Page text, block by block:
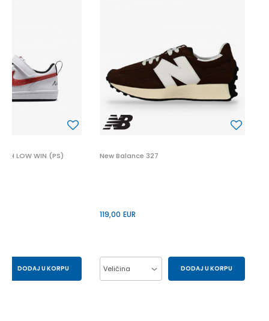
LOW WIN (PS)
DODAJ U KORPU
New Balance 327
119,00 EUR
Veličina DODAJ U KORPU